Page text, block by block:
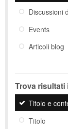
Discussioni
Events
Articoli blog
Trova risultati
Titolo e
Titolo